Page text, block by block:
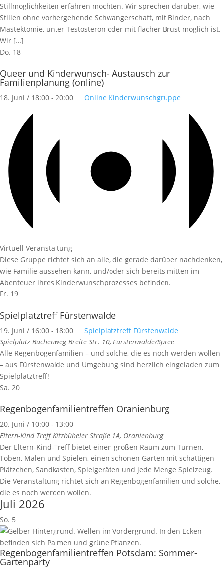
Stillmöglichkeiten erfahren möchten. Wir sprechen darüber, wie
Stillen ohne vorhergehende Schwangerschaft, mit Binder, nach
Mastektomie, unter Testosteron oder mit flacher Brust möglich ist.
Wir […]
Do. 18
Queer und Kinderwunsch- Austausch zur
Familienplanung (online)
18. Juni / 18:00 - 20:00 Online Kinderwunschgruppe
Virtuell Veranstaltung
Diese Gruppe richtet sich an alle, die gerade darüber nachdenken,
wie Familie aussehen kann, und/oder sich bereits mitten im
Abenteuer ihres Kinderwunschprozesses befinden.
Fr. 19
Spielplatztreff Fürstenwalde
19. Juni / 16:00 - 18:00
Spielplatztreff Fürstenwalde
Spielplatz BuchenwegBreite Str. 10, Fürstenwalde/Spree
Alle Regenbogenfamilien – und solche, die es noch werden wollen
– aus Fürstenwalde und Umgebung sind herzlich eingeladen zum
Spielplatztreff!
Sa. 20
Regenbogenfamilientreffen Oranienburg
20. Juni / 10:00 - 13:00
Eltern-Kind TreffKitzbüheler Straße 1A, Oranienburg
Der Eltern-Kind-Treff bietet einen großen Raum zum Turnen,
Toben, Malen und Spielen, einen schönen Garten mit schattigen
Plätzchen, Sandkasten, Spielgeräten und jede Menge Spielzeug.
Die Veranstaltung richtet sich an Regenbogenfamilien und solche,
die es noch werden wollen.
Juli 2026
So. 5
Regenbogenfamilientreffen Potsdam: Sommer-
Gartenparty